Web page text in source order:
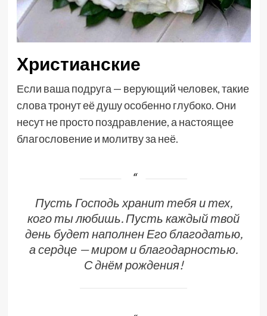
Христианские
Если ваша подруга — верующий человек, такие
слова тронут её душу особенно глубоко. Они
несут не просто поздравление, а настоящее
благословение и молитву за неё.
Пусть Господь хранит тебя и тех,
кого ты любишь. Пусть каждый твой
день будет наполнен Его благодатью,
а сердце — миром и благодарностью.
С днём рождения!